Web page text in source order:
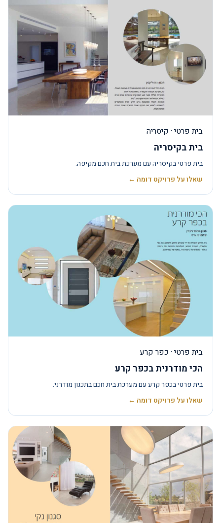
בית פרטי · קיסריה
בית בקיסריה
בית פרטי בקיסריה עם מערכת בית חכם מקיפה.
שאלו על פרויקט דומה ←
בית פרטי · כפר קרע
הכי מודרנית בכפר קרע
בית פרטי בכפר קרע עם מערכת בית חכם בתכנון מודרני.
שאלו על פרויקט דומה ←